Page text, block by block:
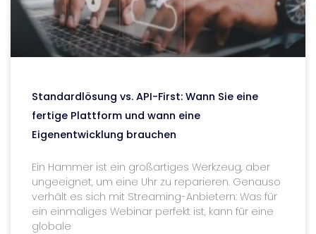
Standardlösung vs. API-First: Wann Sie eine
fertige Plattform und wann eine
Eigenentwicklung brauchen
Ein Hammer ist ein großartiges Werkzeug, aber
ungeeignet, um eine Uhr zu reparieren. Genauso
verhält es sich mit Streaming-Anbietern: Was für
ein einmaliges Webinar perfekt ist, kann für eine
globale